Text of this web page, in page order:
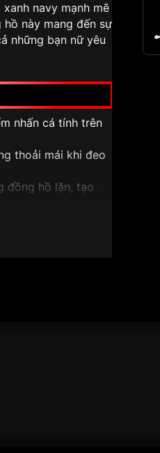
navy mạnh mẽ
này mang đến sự
những bạn nữ yêu
nhấn cá tính trên
thoải mái khi đeo
đồng hồ lặn, tạo
nổi bật, dễ quan